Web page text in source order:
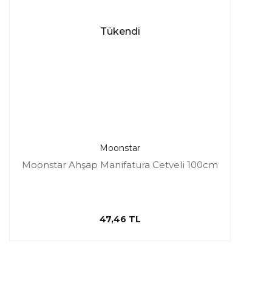
Tükendi
Moonstar
Moonstar Ahşap Manifatura Cetveli 100cm
47,46 TL